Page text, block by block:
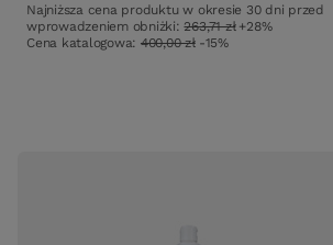
Najniższa cena produktu w okresie 30 dni przed
wprowadzeniem obniżki:263,71 zł +28%
Cena katalogowa: 400,00 zł -15%